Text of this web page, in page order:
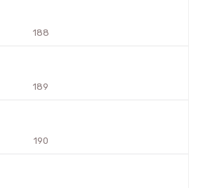
188
189
190